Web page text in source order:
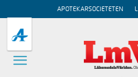
APOTEKARSOCIETETEN